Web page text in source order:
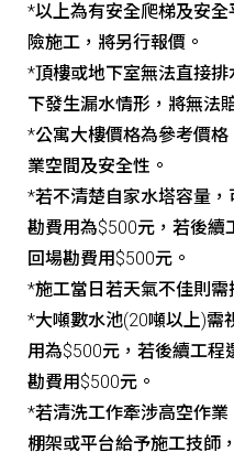
*以上為有安全爬梯及安
險施工，將另行報價。
*頂樓或地下室無法直接
下發生漏水情形，將無法
*公寓大樓價格為參考價
業空間及安全性。
*若不清楚自家水塔容量
勘費用為$500元，若後續
回場勘費用$500元。
*施工當日若天氣不佳則需
*大噸數水池(20噸以上)需
用為$500元，若後續工程
勘費用$500元。
*若清洗工作牽涉高空作
棚架或平台給予施工技師